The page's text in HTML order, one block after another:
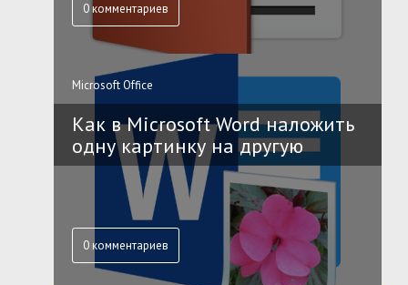
0 комментариев
Microsoft Office
Как в Microsoft Word наложить
одну картинку на другую
0 комментариев